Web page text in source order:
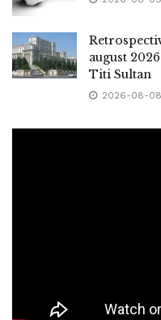
august
Titi Sultan
2026-08-08